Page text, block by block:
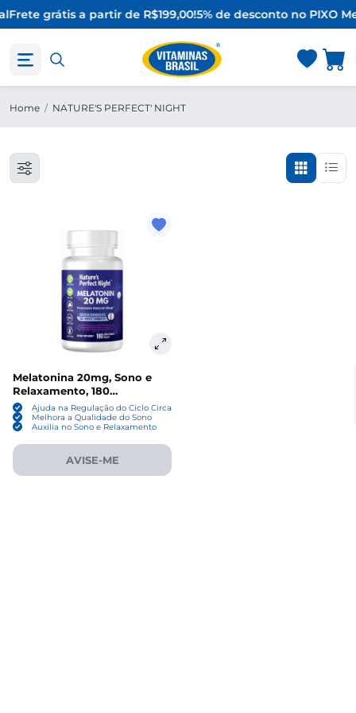
Frete grátis a partir de R$199,00!5% de desconto no PIXO
Home / NATURE'S PERFECT' NIGHT
Melatonina 20mg, Sono e
Relaxamento, 180
Comprimidos, Sabor Frutas
Vermelhas, Nature’s Perfect
Night
Ajuda na Regulação do Ciclo Circadiano
Melhora a Qualidade do Sono
Auxilia no Sono e Relaxamento
AVISE-ME